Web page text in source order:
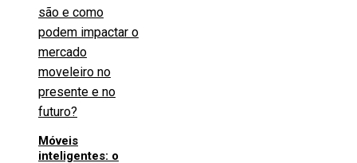
Móveis
inteligentes: o